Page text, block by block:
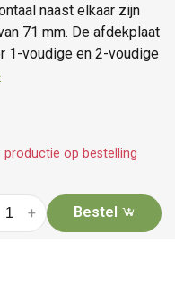
naast elkaar zijn
71 mm. De afdekplaat
1-voudige en 2-voudige
productie op bestelling
+ Bestel